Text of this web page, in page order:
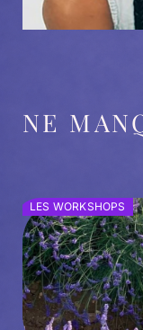
NE
LES WORKSHOPS